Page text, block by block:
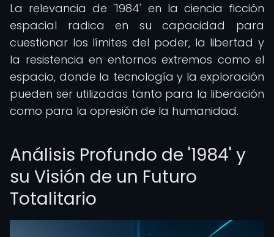
La relevancia de '1984' en la ciencia ficción
espacial radica en su capacidad para
cuestionar los límites del poder, la libertad y
la resistencia en entornos extremos como el
espacio, donde la tecnología y la exploración
pueden ser utilizadas tanto para la liberación
como para la opresión de la humanidad.
Análisis Profundo de '1984' y
su Visión de un Futuro
Totalitario